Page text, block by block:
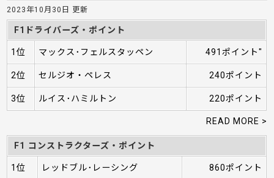
2023年10月30日 更新
F1ドライバーズ・ポイント
1位 マックス･フェルスタッペン 491ポイント"
2位 セルジオ・ペレス 240ポイント
3位 ルイス･ハミルトン 220ポイント
READ MORE >
F1 コンストラクターズ・ポイント
1位 レッドブル･レーシング 860ポイント